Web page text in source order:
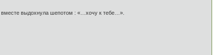
вместе выдохнула шепотом : «…хочу к тебе…».